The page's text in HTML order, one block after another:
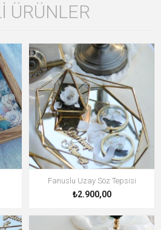
ÜRÜNLER
Fanuslu Uzay Söz Tepsisi
₺2.900,00